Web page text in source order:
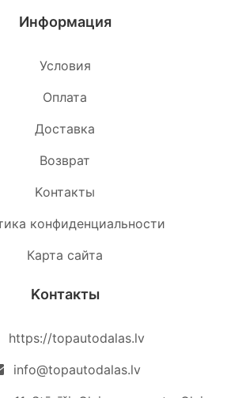
Информация
Условия
Oплата
Доставка
Возврат
Kонтакты
конфиденциальности
Карта сайта
Kонтакты
https://topautodalas.lv
info@topautodalas.lv